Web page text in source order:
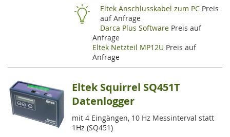
Eltek Anschlusskabel zum PC Preis
auf Anfrage
Darca Plus Software Preis auf
Anfrage
Eltek Netzteil MP12U Preis auf
Anfrage
Eltek Squirrel SQ451T
Datenlogger
mit 4 Eingängen, 10 Hz Messinterval statt
1Hz (SQ451)